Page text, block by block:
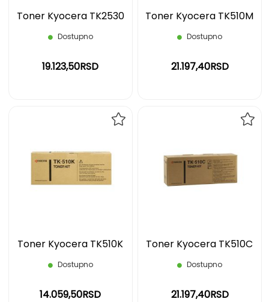
Toner Kyocera TK2530
Dostupno
19.123,50RSD
Toner Kyocera TK510M
Dostupno
21.197,40RSD
Toner Kyocera TK510K
Dostupno
14.059,50RSD
Toner Kyocera TK510C
Dostupno
21.197,40RSD